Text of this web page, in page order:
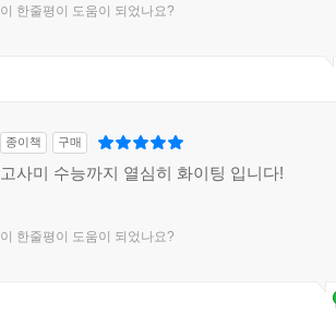
이 한줄평이 도움이 되었나요?
종이책 구매
고사미 수능까지 열심히 화이팅 입니다!
이 한줄평이 도움이 되었나요?